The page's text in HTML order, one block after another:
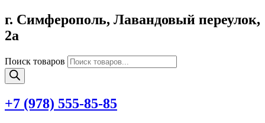
г. Симферополь, Лавандовый переулок,
2а
Поиск товаров
+7 (978) 555-85-85